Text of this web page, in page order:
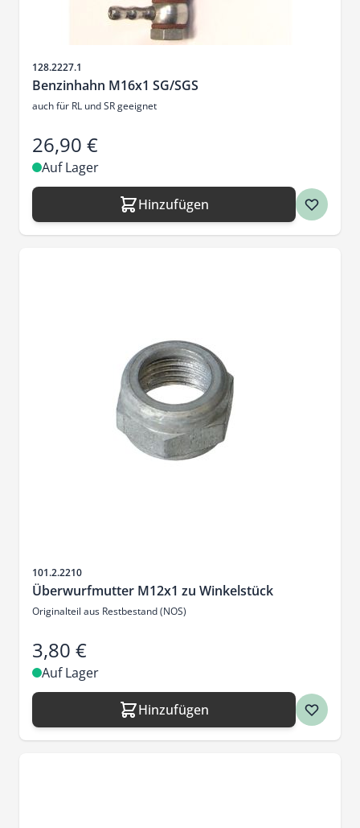
Artikelnr.
128.2227.1
Benzinhahn M16x1 SG/SGS
auch für RL und SR geeignet
26,90 €
Auf Lager
Hinzufügen
Artikelnr.
101.2.2210
Überwurfmutter M12x1 zu Winkelstück
Originalteil aus Restbestand (NOS)
3,80 €
Auf Lager
Hinzufügen